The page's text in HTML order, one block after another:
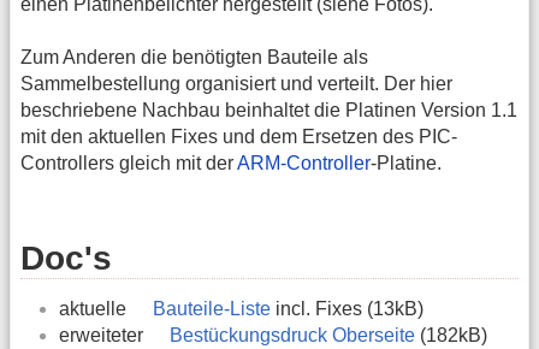
Zum Anderen die benötigten Bauteile als
Sammelbestellung organisiert und verteilt. Der hier
beschriebene Nachbau beinhaltet die Platinen Version 1.1
mit den aktuellen Fixes und dem Ersetzen des PIC-
Controllers gleich mit derARM-Controller-Platine.
Doc's
aktuelle Bauteile-Liste incl. Fixes (13kB)
erweiteter
Bestückungsdruck Oberseite (182kB)